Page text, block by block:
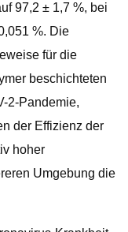
97,2 ± 1,7 %, bei
%. Die
für die
beschichteten
2-Pandemie,
der Effizienz der
hoher
Umgebung die